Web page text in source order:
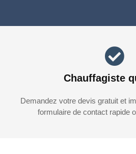
Chauffagiste
Demandez votre devis gratuit et
formulaire de contact rapide